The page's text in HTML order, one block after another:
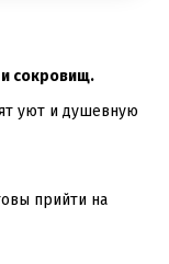
и сокровищ.
уют и душевную
прийти на